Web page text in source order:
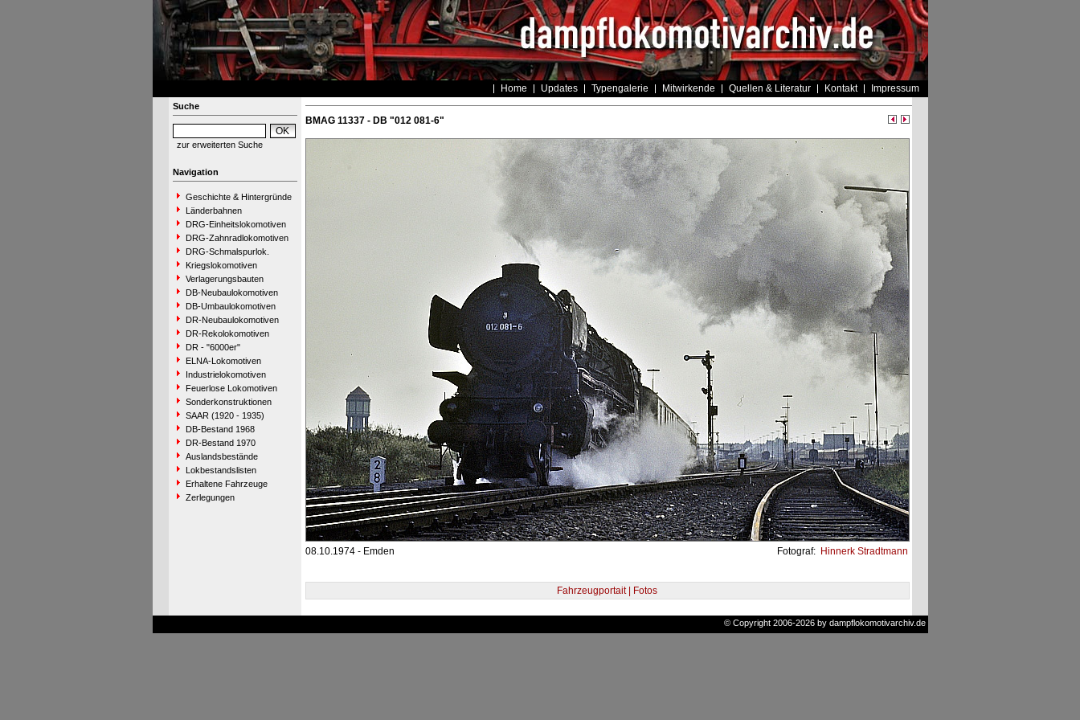
Home Updates Typengalerie Mitwirkende Quellen & Literatur Kontakt Impressum
Suche
zur erweiterten Suche
Navigation
Geschichte & Hintergründe
Länderbahnen
DRG-Einheitslokomotiven
DRG-Zahnradlokomotiven
DRG-Schmalspurlok.
Kriegslokomotiven
Verlagerungsbauten
DB-Neubaulokomotiven
DB-Umbaulokomotiven
DR-Neubaulokomotiven
DR-Rekolokomotiven
DR - "6000er"
ELNA-Lokomotiven
Industrielokomotiven
Feuerlose Lokomotiven
Sonderkonstruktionen
SAAR (1920 - 1935)
DB-Bestand 1968
DR-Bestand 1970
Auslandsbestände
Lokbestandslisten
Erhaltene Fahrzeuge
Zerlegungen
BMAG 11337 - DB "012 081-6"
08.10.1974 - Emden Fotograf: Hinnerk Stradtmann
Fahrzeugportait | Fotos
© Copyright 2006-2026 by dampflokomotivarchiv.de